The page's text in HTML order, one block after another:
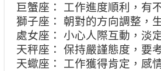
巨蟹座： 工作進度順利，有
獅子座： 朝對的方向調整，
處女座： 小心人際互動，淡
天秤座： 保持嚴謹態度，要
天蠍座： 工作獲得肯定，感